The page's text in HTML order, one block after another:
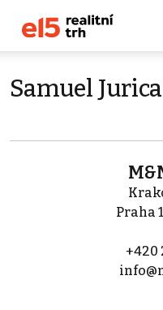
Samuel Jurica
Praha
+420